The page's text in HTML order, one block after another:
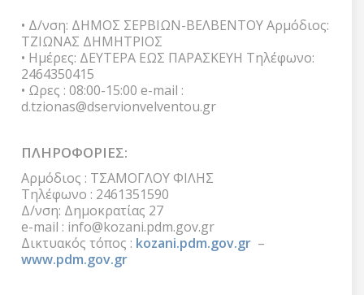
• Δ/νση: ΔΗΜΟΣ ΣΕΡΒΙΩΝ-ΒΕΛΒΕΝΤΟΥ Αρμόδιος:
ΤΖΙΩΝΑΣ ΔΗΜΗΤΡΙΟΣ
• Ημέρες: ΔΕΥΤΕΡΑ ΕΩΣ ΠΑΡΑΣΚΕΥΗ Τηλέφωνο:
2464350415
• Ωρες : 08:00-15:00 e-mail :
d.tzionas@dservionvelventou.gr
ΠΛΗΡΟΦΟΡΙΕΣ:
Αρμόδιος : ΤΣΑΜΟΓΛΟΥ ΦΙΛΗΣ
Τηλέφωνο : 2461351590
Δ/νση: Δημοκρατίας 27
e-mail : info@kozani.pdm.gov.gr
Δικτυακός τόπος : kozani.pdm.gov.gr–
www.pdm.gov.gr